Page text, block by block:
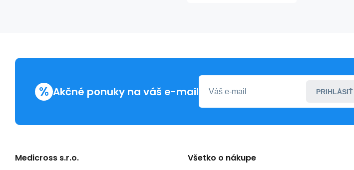
% Akčné ponuky na váš e-mail PRIHLÁSIŤ
Medicross s.r.o. Všetko o nákupe